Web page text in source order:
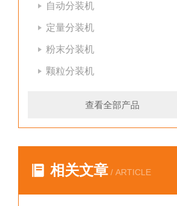
自动分装机
定量分装机
粉末分装机
颗粒分装机
查看全部产品
相关文章 / ARTICLE